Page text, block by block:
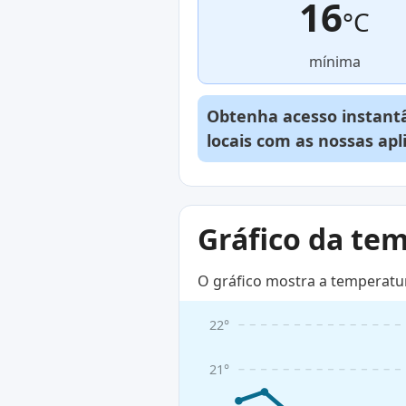
16°C
mínima
Obtenha acesso
locais com as nossas
Gráfico da
O gráfico mostra a
21°
22°